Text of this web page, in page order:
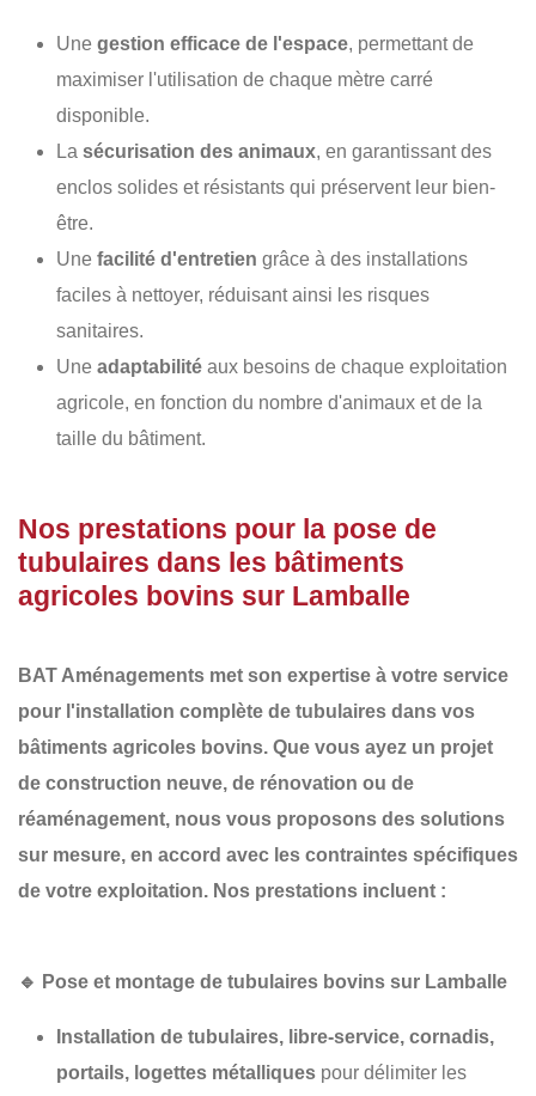
Une gestion efficace de l'espace, permettant de
maximiser l'utilisation de chaque mètre carré
disponible.
La sécurisation des animaux, en garantissant des
enclos solides et résistants qui préservent leur bien-
être.
Une facilité d'entretien grâce à des installations
faciles à nettoyer, réduisant ainsi les risques
sanitaires.
Une adaptabilité aux besoins de chaque exploitation
agricole, en fonction du nombre d'animaux et de la
taille du bâtiment.
Nos prestations pour la pose de
tubulaires dans les bâtiments
agricoles bovins sur Lamballe
BAT Aménagements met son expertise à votre service
pour l'installation complète de tubulaires dans vos
bâtiments agricoles bovins. Que vous ayez un projet
de construction neuve, de rénovation ou de
réaménagement, nous vous proposons des solutions
sur mesure, en accord avec les contraintes spécifiques
de votre exploitation. Nos prestations incluent :
🔹 Pose et montage de tubulaires bovins sur Lamballe
Installation de tubulaires, libre-service, cornadis,
portails, logettes métalliques pour délimiter les